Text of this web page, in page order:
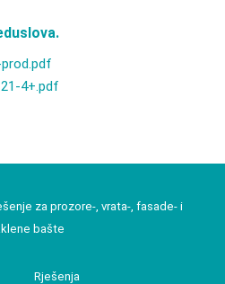
4+.pdf
za prozore-, vrata-, fasade- i
bašte
Rješenja